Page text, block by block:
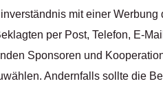
mit einer Werbung
per Post, Telefon, E-
Sponsoren und
Andernfalls sollte die